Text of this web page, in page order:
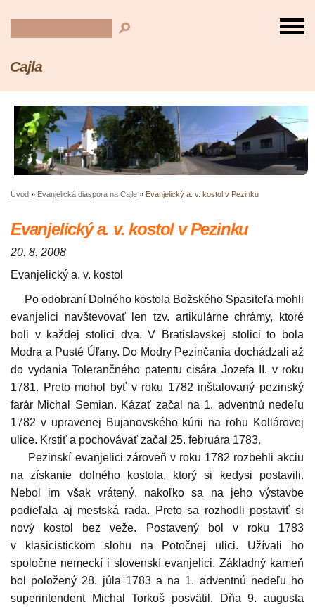
Cajla
Úvod » Evanjelická diaspora na Cajle » Evanjelický a. v. kostol v Pezinku
Evanjelický a. v. kostol v Pezinku
20. 8. 2008
Evanjelický a. v. kostol
Po odobraní Dolného kostola Božského Spasiteľa mohli
evanjelici navštevovať len tzv. artikulárne chrámy, ktoré
boli v každej stolici dva. V Bratislavskej stolici to bola
Modra a Pusté Úľany. Do Modry Pezinčania dochádzali až
do vydania Tolerančného patentu cisára Jozefa II. v roku
1781. Preto mohol byť v roku 1782 inštalovaný pezinský
farár Michal Semian. Kázať začal na 1. adventnú nedeľu
1782 v upravenej Bujanovského kúrii na rohu Kollárovej
ulice. Krstiť a pochovávať začal 25. februára 1783.
Pezinskí evanjelici zároveň v roku 1782 rozbehli akciu
na získanie dolného kostola, ktorý si kedysi postavili.
Nebol im však vrátený, nakoľko sa na jeho výstavbe
podieľala aj mestská rada. Preto sa rozhodli postaviť si
nový kostol bez veže. Postavený bol v roku 1783
v klasicistickom slohu na Potočnej ulici. Užívali ho
spoločne nemeckí i slovenskí evanjelici. Základný kameň
bol položený 28. júla 1783 a na 1. adventnú nedeľu ho
superintendent Michal Torkoš posvätil. Dňa 9. augusta